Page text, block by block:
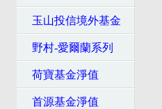
玉山投信境外基金
野村-愛爾蘭系列
荷寶基金淨值
首源基金淨值